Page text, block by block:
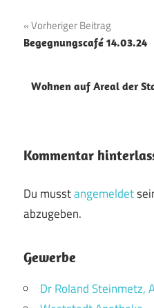
Vorheriger Beitrag
Begegnungscafé 14.03.24
Wohnen auf Areal der
Kommentar
Du musstangemeldet
abzugeben.
Gewerbe
Dr Roland Steinmetz,